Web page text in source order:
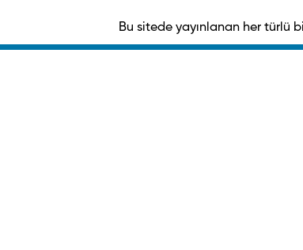
Bu sitede yayınlanan her türlü